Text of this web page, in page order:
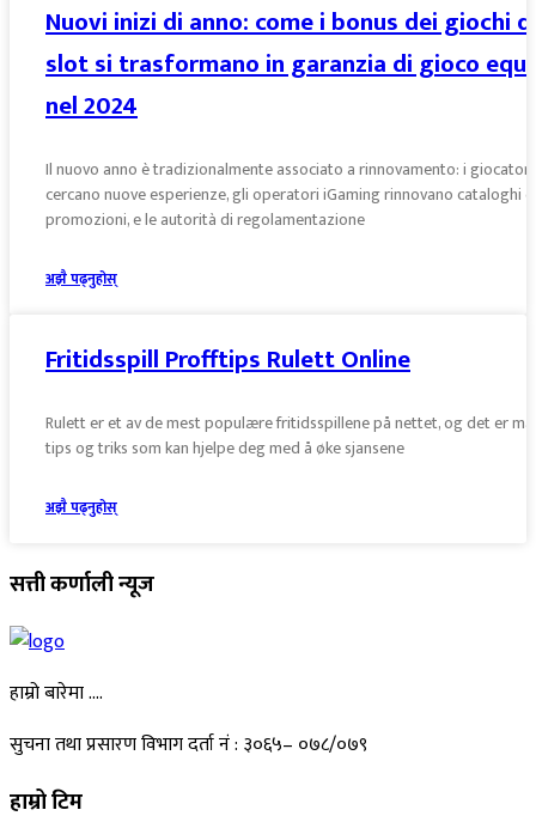
Nuovi inizi di anno: come i bonus dei giochi di
slot si trasformano in garanzia di gioco
nel 2024
Il nuovo anno è tradizionalmente associato a rinnovamento: i giocatori
cercano nuove esperienze, gli operatori iGaming rinnovano cataloghi e
promozioni, e le autorità di regolamentazione
अझै पढ्नुहोस्
Fritidsspill Profftips Rulett Online
Rulett er et av de mest populære fritidsspillene på nettet, og det er
tips og triks som kan hjelpe deg med å øke sjansene
अझै पढ्नुहोस्
सत्ती कर्णाली न्यूज
हाम्रो बारेमा ….
सुचना तथा प्रसारण विभाग दर्ता नं : ३०६५– ०७८/०७९
हाम्रो टिम